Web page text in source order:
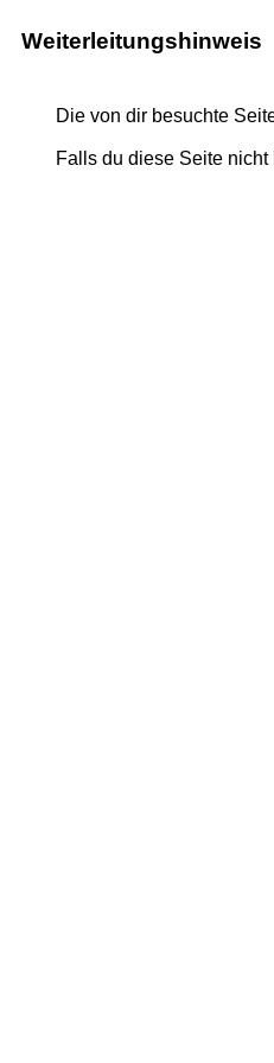
Weiterleitungshinweis
Die von dir besuchte
Falls du diese Seite